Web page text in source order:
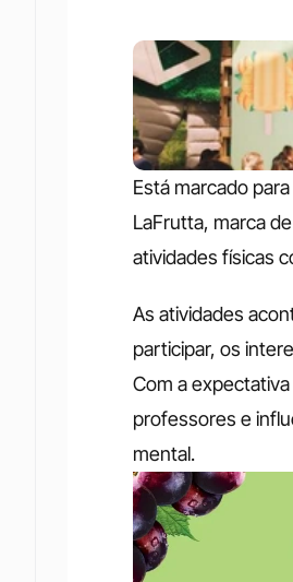
Está marcado
LaFrutta, marca
atividades físicas
As atividades
participar, os
Com a
professores e
mental.